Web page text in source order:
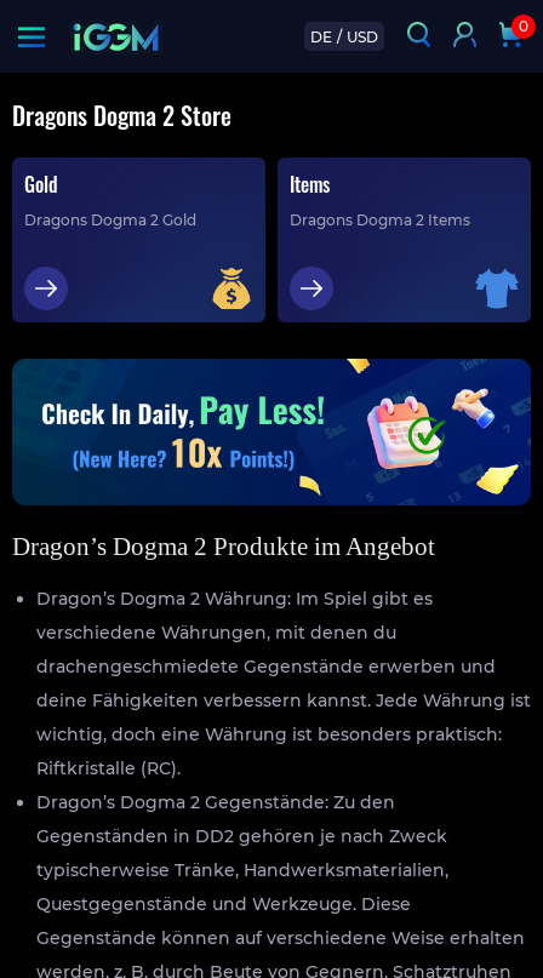
DE / USD
0
Dragons Dogma 2 Store
Gold
Dragons Dogma 2 Gold
Items
Dragons Dogma 2 Items
Dragon’s Dogma 2 Produkte im Angebot
Dragon’s Dogma 2 Währung: Im Spiel gibt es
verschiedene Währungen, mit denen du
drachengeschmiedete Gegenstände erwerben und
deine Fähigkeiten verbessern kannst. Jede Währung ist
wichtig, doch eine Währung ist besonders praktisch:
Riftkristalle (RC).
Dragon’s Dogma 2 Gegenstände: Zu den
Gegenständen in DD2 gehören je nach Zweck
typischerweise Tränke, Handwerksmaterialien,
Questgegenstände und Werkzeuge. Diese
Gegenstände können auf verschiedene Weise erhalten
werden, z. B. durch Beute von Gegnern, Schatztruhen